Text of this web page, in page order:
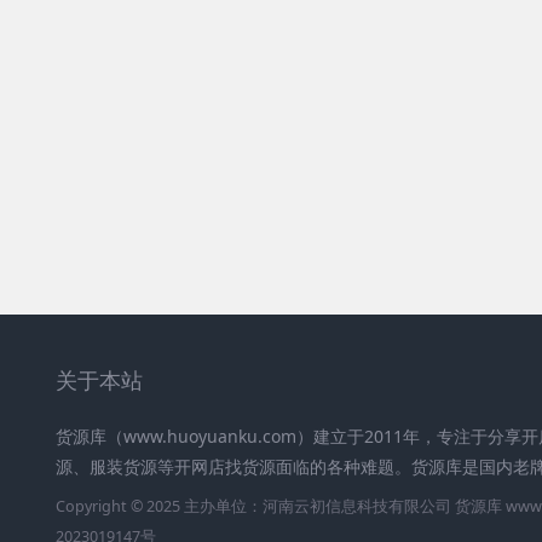
关于本站
货源库（www.huoyuanku.com）建立于2011年，专注于分享
源、服装货源等开网店找货源面临的各种难题。货源库是国内老
Copyright © 2025 主办单位：河南云初信息科技有限公司 货源库
2023019147号